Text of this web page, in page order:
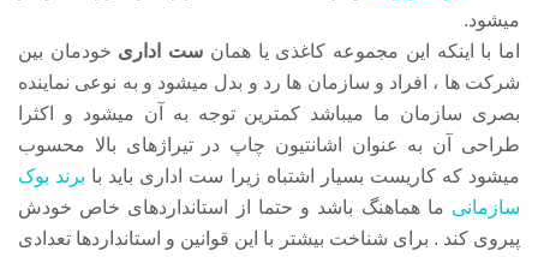
میشود.
اما با اینکه این مجموعه کاغذی یا همان ست اداری خودمان بین
شرکت ها ، افراد و سازمان ها رد و بدل میشود و به نوعی نماینده
بصری سازمان ما میباشد کمترین توجه به آن میشود و اکثرا
طراحی آن به عنوان اشانتیون چاپ در تیراژهای بالا محسوب
میشود که کاریست بسیار اشتباه زیرا ست اداری باید با برند بوک
سازمانی ما هماهنگ باشد و حتما از استانداردهای خاص خودش
پیروی کند . برای شناخت بیشتر با این قوانین و استانداردها تعدادی